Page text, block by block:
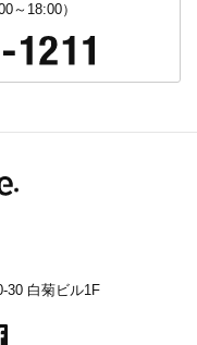
～18:00）
30 白菊ビル1F